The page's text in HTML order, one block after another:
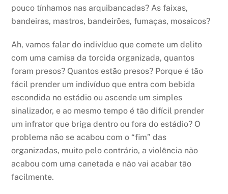
pouco tínhamos nas arquibancadas? As faixas,
bandeiras, mastros, bandeirões, fumaças, mosaicos?
Ah, vamos falar do indivíduo que comete um delito
com uma camisa da torcida organizada, quantos
foram presos? Quantos estão presos? Porque é tão
fácil prender um indivíduo que entra com bebida
escondida no estádio ou ascende um simples
sinalizador, e ao mesmo tempo é tão difícil prender
um infrator que briga dentro ou fora do estádio? O
problema não se acabou com o “fim” das
organizadas, muito pelo contrário, a violência não
acabou com uma canetada e não vai acabar tão
facilmente.